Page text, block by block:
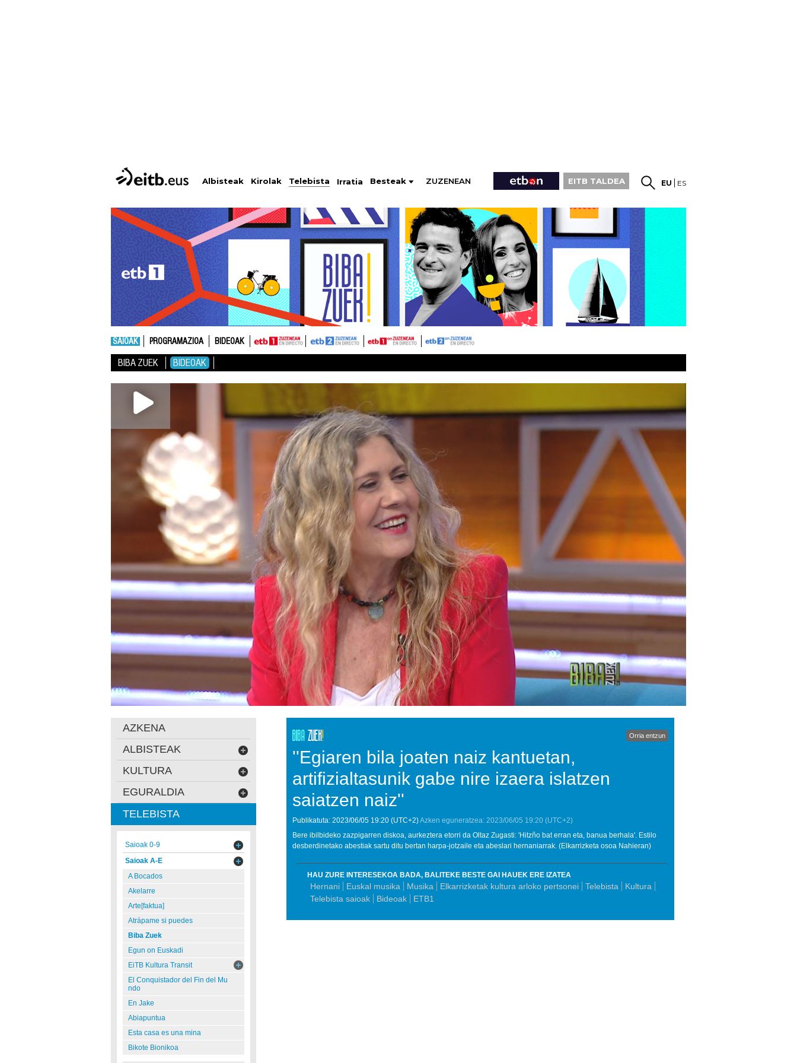
Albisteak Kirolak Telebista Irratia Besteak ZUZENEAN EITB TALDEA EU ES
SAIOAK PROGRAMAZIOA BIDEOAK
BIBA ZUEK BIDEOAK
Orria entzun
''Egiaren bila joaten naiz kantuetan,
artifizialtasunik gabe nire izaera islatzen
saiatzen naiz''
Publikatuta: 2023/06/05 19:20 (UTC+2)Azken eguneratzea: 2023/06/05 19:20 (UTC+2)
Bere ibilbideko zazpigarren diskoa, aurkeztera etorri da Oltaz Zugasti: 'Hitzño bat erran eta, banua berhala'. Estilo
desberdinetako abestiak sartu ditu bertan harpa-jotzaile eta abeslari hernaniarrak. (Elkarrizketa osoa Nahieran)
HAU ZURE INTERESEKOA BADA, BALITEKE BESTE GAI HAUEK ERE IZATEA
Hernani Euskal musika Musika Elkarrizketak kultura arloko pertsonei Telebista
Kultura
Telebista saioak
Bideoak ETB1
AZKENA
ALBISTEAK
KULTURA
EGURALDIA
TELEBISTA
Saioak 0-9
Saioak A-E
A Bocados
Akelarre
Arte[faktua]
Atrápame si puedes
Biba Zuek
Egun on Euskadi
EiTB Kultura Transit
El Conquistador del Fin del Mu
ndo
En Jake
Abiapuntua
Esta casa es una mina
Bikote Bionikoa